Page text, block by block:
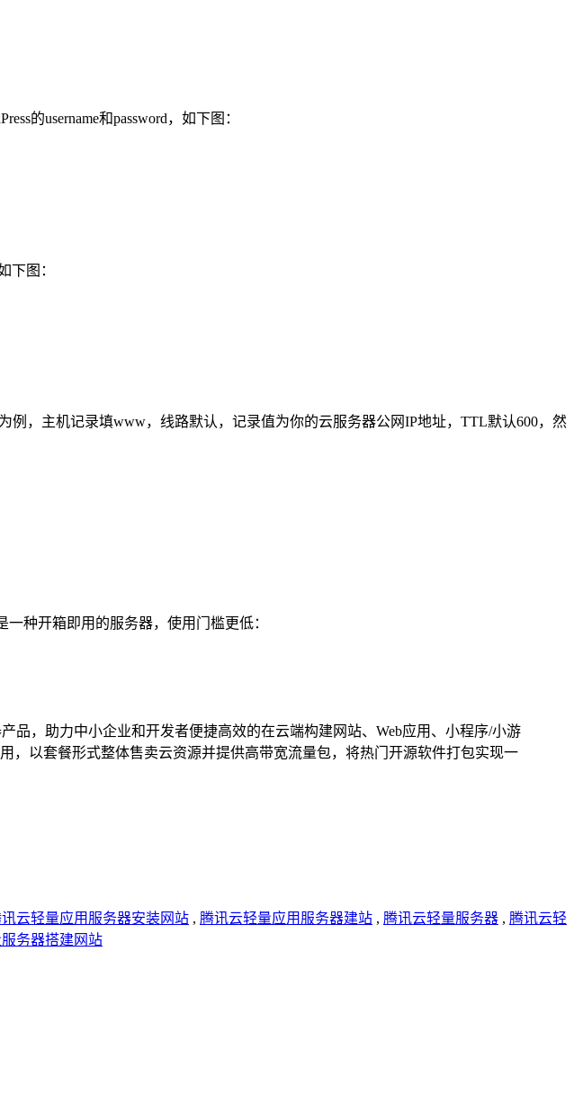
的username和password，如下图：
下图：
，主机记录填www，线路默认，记录值为你的云服务器公网IP地址，TTL默认600，然
种开箱即用的服务器，使用门槛更低：
品，助力中小企业和开发者便捷高效的在云端构建网站、Web应用、小程序/小游
，以套餐形式整体售卖云资源并提供高带宽流量包，将热门开源软件打包实现一
讯云轻量应用服务器安装网站 , 腾讯云轻量应用服务器建站 , 腾讯云轻量服务器 , 腾讯云轻
务器搭建网站